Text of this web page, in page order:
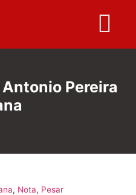
Pereira
, Nota, Pesar